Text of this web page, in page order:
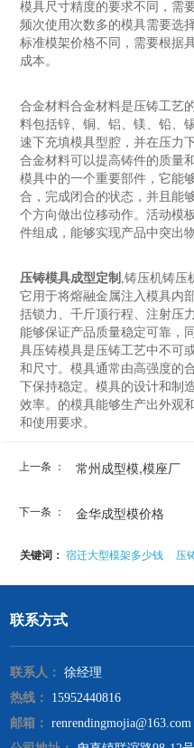
模具尺寸精度的要求不同，需
频次使用次数多的模具需要选
标准模架价格不同，需要根据
成本。
合金材料合金材料是压铸工艺
料包括锌、铜、铝、镁、铅、
速下充填模具型腔，并在压力
合金材料可以提高铸件的质量
模具中的一个重要部件，它能
合，完成闭合的状态，并且能
个方向做出位移动作。活动模
件组成，能够实现产品中突出
压铸模具成型定制 ,铸压机铸压
它用于将熔融金属注入模具内
括锁力、千斤顶行程、注射压
能够保证产品质量稳定可靠，
具压铸模具是压铸工艺中不可
和尺寸。模具通常由高强度的
下保持稳定。模具的设计和制
效率。的模具能够生产出外观
和使用要求。
上一条 ： 常州成型模,模座厂
下一条 ： 金华成型模价格
关键词： 宿迁大型模架多少钱 压
联系方式
联系人：
徐经理
热线：
15952440816
邮箱：
renrendingmojia@163.com